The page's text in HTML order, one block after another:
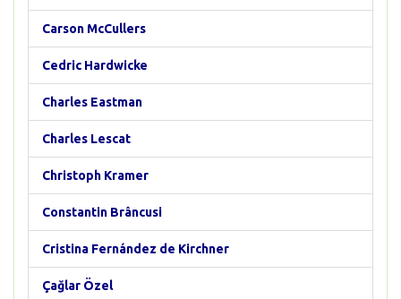
Carson McCullers
Cedric Hardwicke
Charles Eastman
Charles Lescat
Christoph Kramer
Constantin Brâncusi
Cristina Fernández de Kirchner
Çağlar Özel